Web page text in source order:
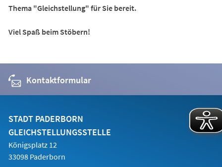
Thema "Gleichstellung" für Sie bereit.
Viel Spaß beim Stöbern!
Kontaktformular
STADT PADERBORN
GLEICHSTELLUNGSSTELLE
Königsplatz 12
33098 Paderborn